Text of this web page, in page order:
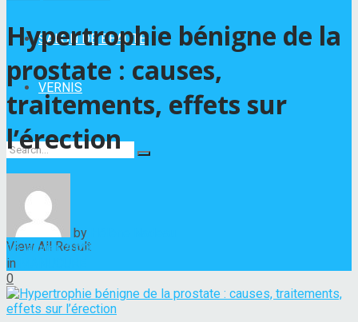
SALON DE BEAUTÉ
VERNIS
No Result
View All Result
Hypertrophie bénigne de la
prostate : causes,
traitements, effets sur
l’érection
by
16 janvier 2023
in
0